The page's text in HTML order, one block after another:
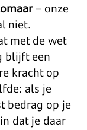
– onze
niet.
met de wet
blijft een
kracht op
als je
bedrag op je
dat je daar